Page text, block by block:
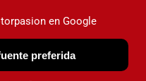
OBSERVATORIO
en Google
preferida